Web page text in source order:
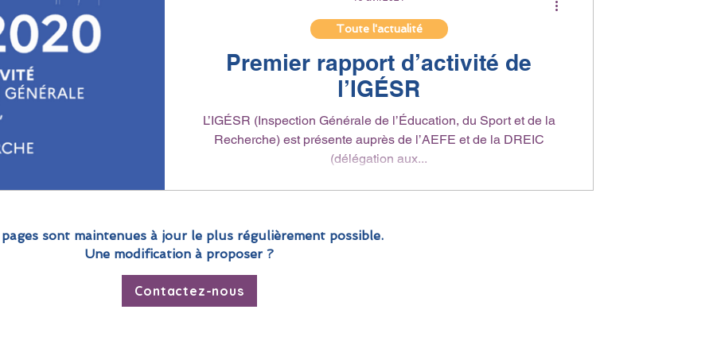
Premier rapport d’activité de
l’IGÉSR
L’IGÉSR (Inspection Générale de l’Éducation, du Sport et de la
Recherche) est présente auprès de l’AEFE et de la DREIC
(délégation aux...
Toute l'actualité
pages sont maintenues à jour le plus régulièrement possible.
Une modification à proposer ?
Contactez-nous